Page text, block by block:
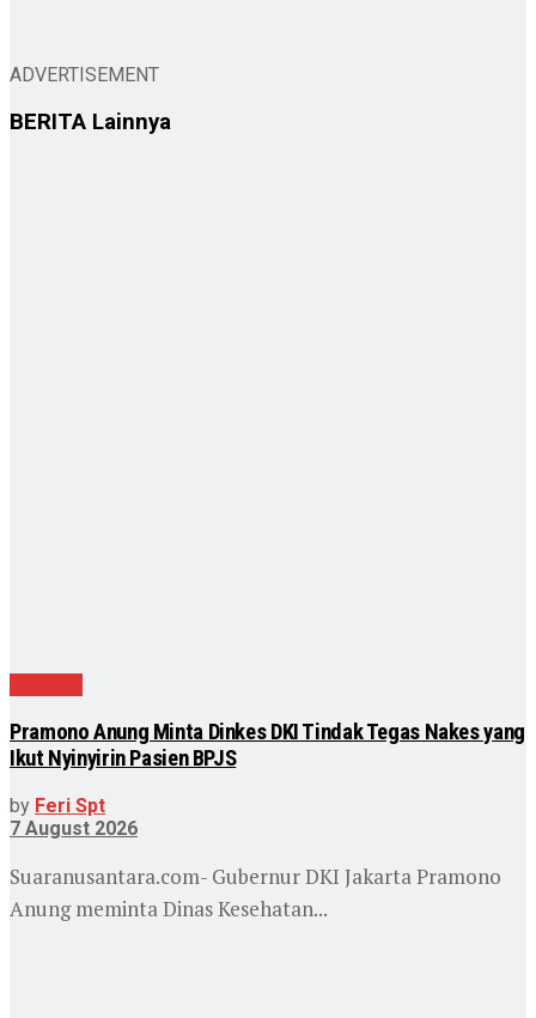
ADVERTISEMENT
BERITA Lainnya
Pramono Anung Minta Dinkes DKI Tindak Tegas Nakes yang
Ikut Nyinyirin Pasien BPJS
by Feri Spt
7 August 2026
Suaranusantara.com- Gubernur DKI Jakarta Pramono
Anung meminta Dinas Kesehatan...